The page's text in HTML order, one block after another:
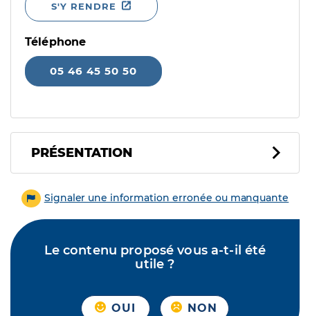
S'Y RENDRE
Téléphone
05 46 45 50 50
PRÉSENTATION
Signaler une information erronée ou manquante
Le contenu proposé vous a-t-il été
utile ?
OUI NON